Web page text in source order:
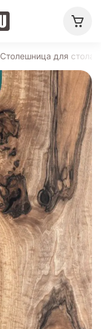
Столешница для стола